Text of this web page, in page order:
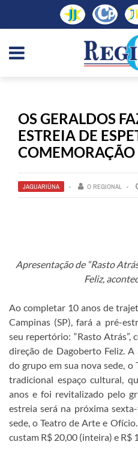
OS GERALDOS
ESTREIA DE
JAGUARIÚNA O REGIONAL
Apresentação de “Rasto
Feliz,
Ao completar 10 anos de
Campinas (SP), fará a pré-
seu repertório: “Rasto Atrás”,
direção de Dagoberto Feliz.
do grupo em sua nova sede,
tradicional espaço cultural,
anos e foi revitalizado pelo
estreia será na próxima
sede, o Teatro de Arte e
custam R$ 20,00 (inteira) e R$